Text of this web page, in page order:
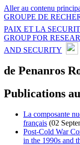
Aller au contenu
GROUPE DE
PAIX ET LA
GROUP FOR
AND SECURITY
de Penanros
Publications
La composante
français (02
Post-Cold War
in the 1990s and